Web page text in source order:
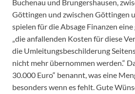
Buchenau und Brungershausen,
Göttingen und zwischen Göttingen
spielen für die Absage Finanzen
„die anfallenden Kosten für diese
die Umleitungsbeschilderung
nicht mehr übernommen werden.“
30.000 Euro“ benannt, was eine
besonders wenn es fehlt. Gute